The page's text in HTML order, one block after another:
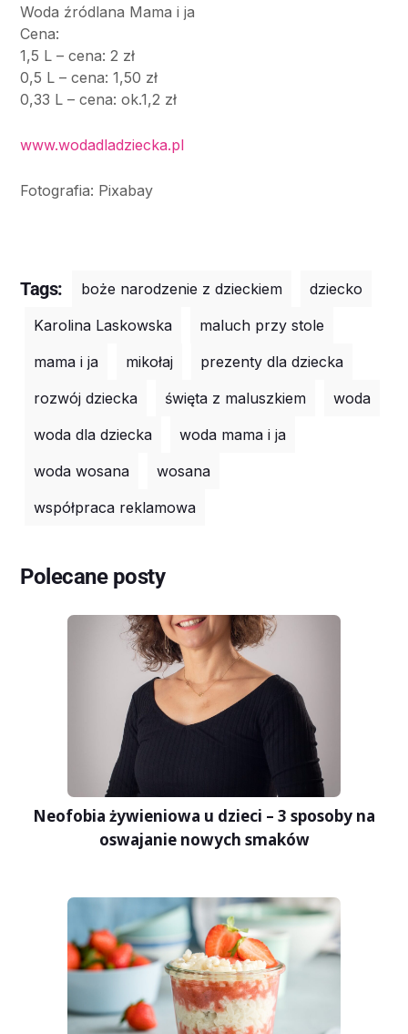
Woda źródlana Mama i ja
Cena:
1,5 L – cena: 2 zł
0,5 L – cena: 1,50 zł
0,33 L – cena: ok.1,2 zł
www.wodadladziecka.pl
Fotografia: Pixabay
Tags: boże narodzenie z dzieckiem
dziecko
Karolina Laskowska
maluch przy stole
mama i ja
mikołaj
prezenty dla dziecka
rozwój dziecka
święta z maluszkiem
woda
woda dla dziecka
woda mama i ja
woda wosana
wosana
współpraca reklamowa
Polecane posty
Neofobia żywieniowa u dzieci – 3 sposoby na
oswajanie nowych smaków